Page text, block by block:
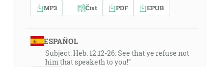
MP3 Číst PDF EPUB
ESPAÑOL
Subject: Heb. 12:12-26: See that ye refuse not
him that speaketh to you!”